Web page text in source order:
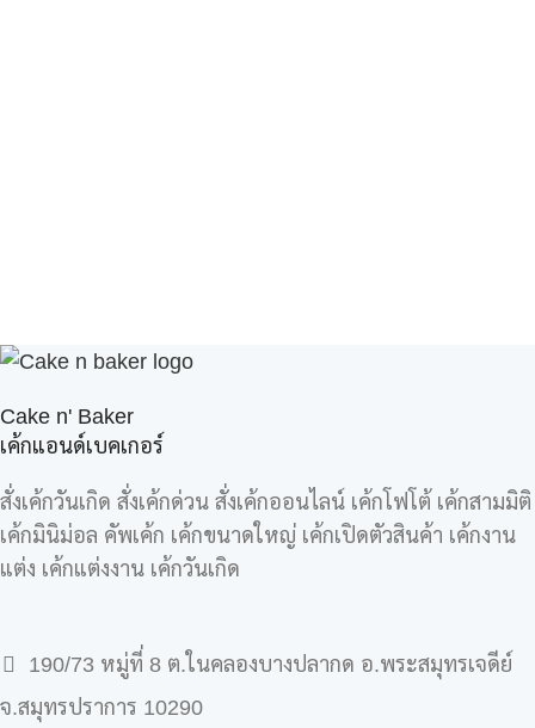
Cake n' Baker
เค้กแอนด์เบคเกอร์
สั่งเค้กวันเกิด สั่งเค้กด่วน สั่งเค้กออนไลน์ เค้กโฟโต้ เค้กสามมิติ
เค้กมินิม่อล คัพเค้ก เค้กขนาดใหญ่ เค้กเปิดตัวสินค้า เค้กงาน
แต่ง เค้กแต่งงาน เค้กวันเกิด
190/73 หมู่ที่ 8 ต.ในคลองบางปลากด อ.พระสมุทรเจดีย์
จ.สมุทรปราการ 10290